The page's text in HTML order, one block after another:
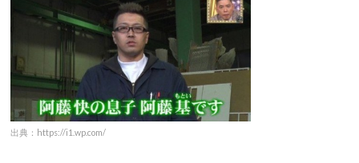
出典：https://i1.wp.com/